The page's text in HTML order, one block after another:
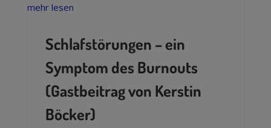
mehr lesen
Schlafstörungen – ein
Symptom des Burnouts
(Gastbeitrag von Kerstin
Böcker)